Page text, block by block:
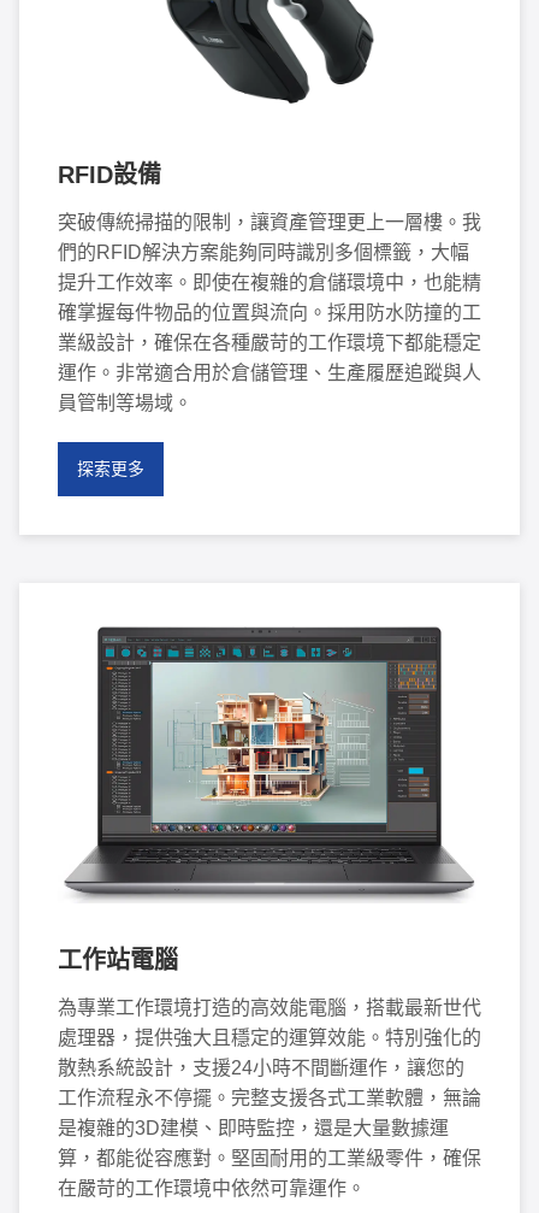
RFID設備
突破傳統掃描的限制，讓資產管理更上一層樓。我
們的RFID解決方案能夠同時識別多個標籤，大幅
提升工作效率。即使在複雜的倉儲環境中，也能精
確掌握每件物品的位置與流向。採用防水防撞的工
業級設計，確保在各種嚴苛的工作環境下都能穩定
運作。非常適合用於倉儲管理、生產履歷追蹤與人
員管制等場域。
探索更多
工作站電腦
為專業工作環境打造的高效能電腦，搭載最新世代
處理器，提供強大且穩定的運算效能。特別強化的
散熱系統設計，支援24小時不間斷運作，讓您的
工作流程永不停擺。完整支援各式工業軟體，無論
是複雜的3D建模、即時監控，還是大量數據運
算，都能從容應對。堅固耐用的工業級零件，確保
在嚴苛的工作環境中依然可靠運作。